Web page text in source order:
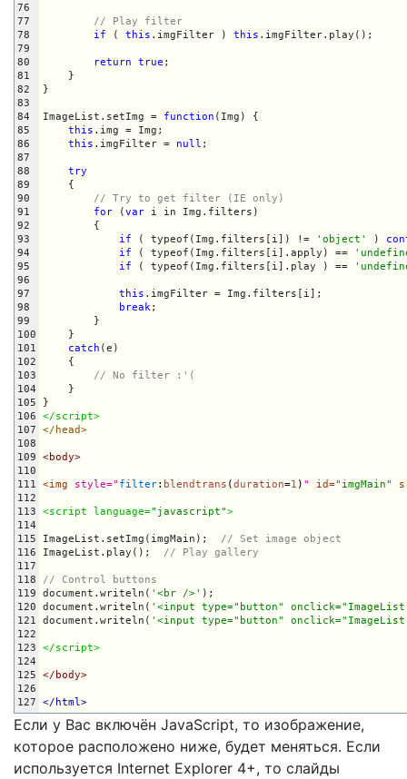
76
77
78
79
80
81
82
83
84
85
86
87
88
89
90
91
92
93
94
95
96
97
98
99
100
101
102
103
104
105
106
107
108
109
110
111
112
113
114
115
116
117
118
119
120
121
122
123
124
125
126
127
// Play filter
if ( this .imgFilter ) this .imgFilter.play();
return true ;
    }
}
ImageList.setImg = function (Img) {
this .img = Img;
this .imgFilter = null ;
try
    {
// Try to get filter (IE only)
for (var i in Img.filters)
        {
if ( typeof(Img.filters[i]) != 'object' )
if ( typeof(Img.filters[i].apply) ==
if ( typeof(Img.filters[i].play ) ==
this .imgFilter = Img.filters[i];
break ;
        }
    }
catch (e)
    {
// No filter :'(
    }
</script>
</head>
<body>
<img style=" filter: blendtrans (duration=1 ) " id="imgMain"
<script language="javascript">
ImageList.setImg(imgMain); // Set image object
ImageList.play(); // Play gallery
// Control buttons
document.writeln( '<br />' );
document.writeln( '<input type="button"
document.writeln( '<input type="button"
</script>
</body>
</html>
Если у Вас включён JavaScript, то изображение,
которое расположено ниже, будет меняться. Если
используется Internet Explorer 4+, то слайды